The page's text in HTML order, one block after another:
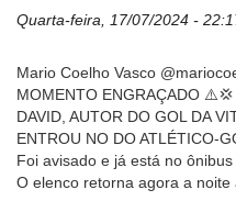
Quarta-feira, 17/07/2024 -
Mario Coelho Vasco
MOMENTO ENGRAÇADO ⚠️💢
DAVID, AUTOR DO GOL DA
ENTROU NO DO ATLÉTICO-
Foi avisado e já está no
O elenco retorna agora a noite